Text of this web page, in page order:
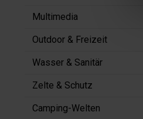
Multimedia
Outdoor & Freizeit
Wasser & Sanitär
Zelte & Schutz
Camping-Welten